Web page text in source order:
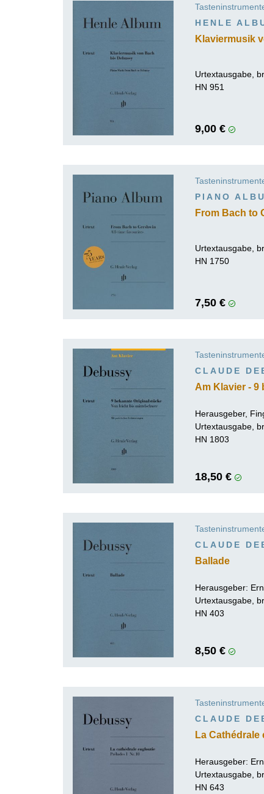
HENLE
Klaviermusik
Urtextausgabe,
HN 951
9,00 €
PIANO
From Bach to
Urtextausgabe,
HN 1750
7,50 €
CLAUDE
Am Klavier - 9
Herausgeber,
Urtextausgabe,
HN 1803
18,50 €
CLAUDE
Ballade
Herausgeber:
Urtextausgabe,
HN 403
8,50 €
CLAUDE
La Cathédrale
Herausgeber:
Urtextausgabe,
HN 643